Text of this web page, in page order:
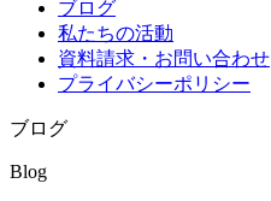
ブログ
私たちの活動
資料請求・お問い合わせ
プライバシーポリシー
ブログ
Blog